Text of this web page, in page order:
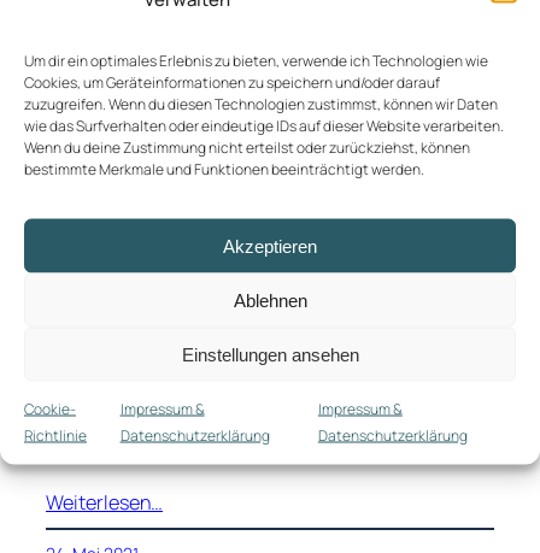
Um dir ein optimales Erlebnis zu bieten, verwende ich Technologien wie
Cookies, um Geräteinformationen zu speichern und/oder darauf
zuzugreifen. Wenn du diesen Technologien zustimmst, können wir Daten
wie das Surfverhalten oder eindeutige IDs auf dieser Website verarbeiten.
Wenn du deine Zustimmung nicht erteilst oder zurückziehst, können
bestimmte Merkmale und Funktionen beeinträchtigt werden.
Akzeptieren
Ablehnen
Einstellungen ansehen
Cookie-
Richtlinie
Impressum &
Datenschutzerklärung
Impressum &
Datenschutzerklärung
Die Zukunft is schon da –
nur eben noch nicht hier
Der Benz ist weg und außer aus nostalgischen
Gründen vermisse ich das eigene Auto tatsächlich
nicht. Als ich vor zwei Wochen einen über eBay
hatte ich dann auch endlich mal die Gelegenheit,
WeShare und die neuen Elektrofahrzeuge von VW
auszuprobieren. Mit gemischtem Erfolg
(Euphemismus). Zunächst mal das Positive: Tesla
Weiterlesen…